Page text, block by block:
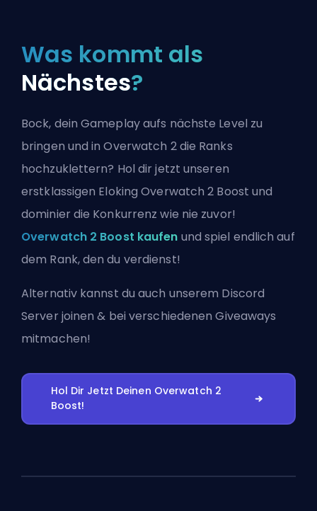
Was kommt als
Nächstes?
Bock, dein Gameplay aufs nächste Level zu
bringen und in Overwatch 2 die Ranks
hochzuklettern? Hol dir jetzt unseren
erstklassigen Eloking Overwatch 2 Boost und
dominier die Konkurrenz wie nie zuvor!
Overwatch 2 Boost kaufen und spiel endlich auf
dem Rank, den du verdienst!
Alternativ kannst du auch unserem Discord
Server joinen & bei verschiedenen Giveaways
mitmachen!
Hol Dir Jetzt Deinen Overwatch 2
Boost!